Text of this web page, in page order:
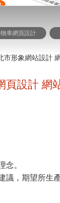
車網頁設計
形象網站設計
設計 網
念。
，期望所生